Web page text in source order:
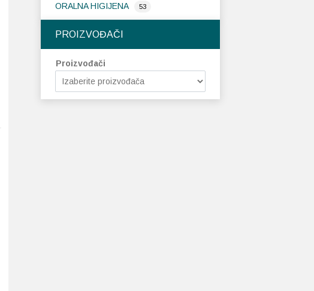
ORALNA HIGIJENA 53
PROIZVOĐAČI
Proizvođači